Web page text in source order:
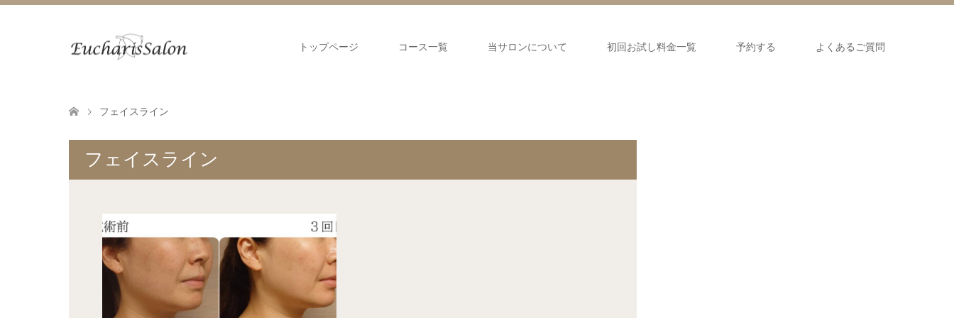
トップページ コース一覧 当サロンについて 初回お試し料金一覧 予約する よくあるご質問
フェイスライン
フェイスライン